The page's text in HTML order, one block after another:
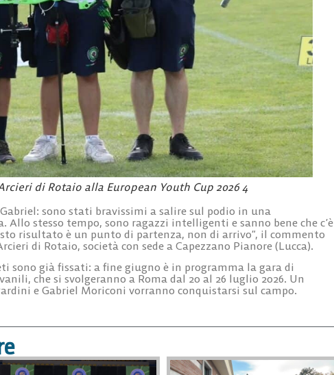
di Rotaio alla European Youth Cup 2026 4
sono stati bravissimi a salire sul podio in una
stesso tempo, sono ragazzi intelligenti e sanno bene che c’è
risultato è un punto di partenza, non di arrivo”, il commento
di Rotaio, società con sede a Capezzano Pianore (Lucca).
sono già fissati: a fine giugno è in programma la gara di
che si svolgeranno a Roma dal 20 al 26 luglio 2026. Un
e Gabriel Moriconi vorranno conquistarsi sul campo.